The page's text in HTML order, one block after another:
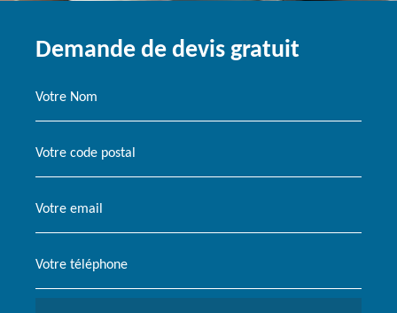
Demande de devis gratuit